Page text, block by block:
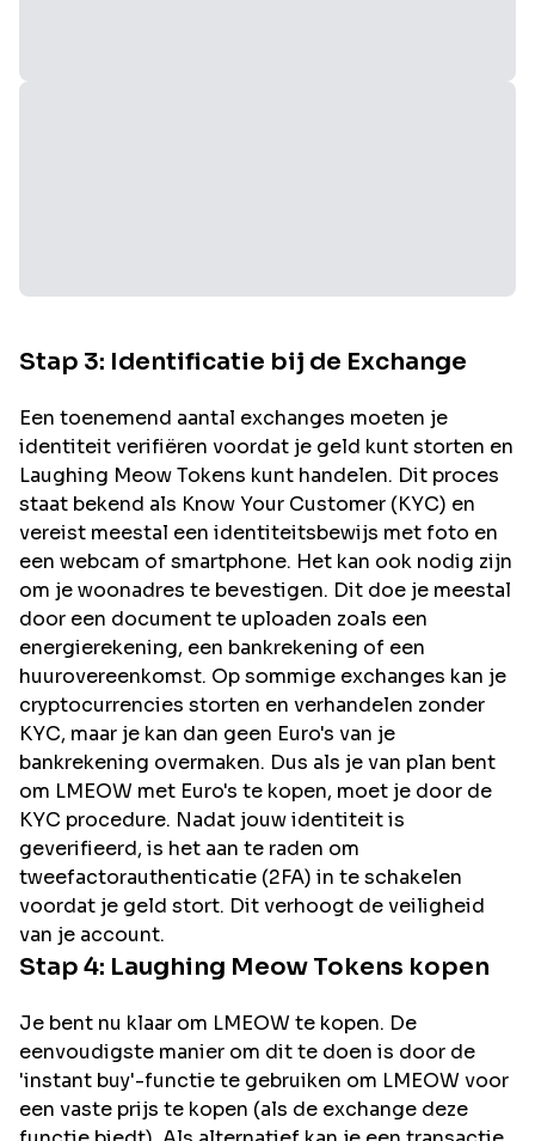
Stap 3: Identificatie bij de Exchange
Een toenemend aantal exchanges moeten je
identiteit verifiëren voordat je geld kunt storten en
Laughing MeowTokens kunt handelen. Dit proces
staat bekend als Know Your Customer (KYC) en
vereist meestal een identiteitsbewijs met foto en
een webcam of smartphone. Het kan ook nodig zijn
om je woonadres te bevestigen. Dit doe je meestal
door een document te uploaden zoals een
energierekening, een bankrekening of een
huurovereenkomst. Op sommige exchanges kan je
cryptocurrencies storten en verhandelen zonder
KYC, maar je kan dan geen Euro's van je
bankrekening overmaken. Dus als je van plan bent
om LMEOW met Euro's te kopen, moet je door de
KYC procedure. Nadat jouw identiteit is
geverifieerd, is het aan te raden om
tweefactorauthenticatie (2FA) in te schakelen
voordat je geld stort. Dit verhoogt de veiligheid
van je account.
Stap 4: Laughing Meow Tokens kopen
Je bent nu klaar om LMEOW te kopen. De
eenvoudigste manier om dit te doen is door de
'instant buy'-functie te gebruiken om LMEOW voor
een vaste prijs te kopen (als de exchange deze